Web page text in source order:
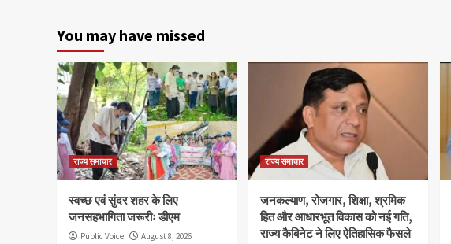
You may have missed
राज्य समाचार
स्वच्छ एवं सुंदर शहर के लिए
जनसहभागिता जरूरीः डीएम
Public Voice August 8, 2026
राज्य समाचार
जनकल्याण, रोजगार, शिक्षा, श्रमिक
हित और आधारभूत विकास को नई गति,
राज्य कैबिनेट ने लिए ऐतिहासिक फैसले